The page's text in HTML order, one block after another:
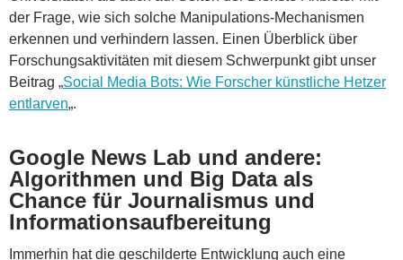
der Frage, wie sich solche Manipulations-Mechanismen
erkennen und verhindern lassen. Einen Überblick über
Forschungsaktivitäten mit diesem Schwerpunkt gibt unser
Beitrag „Social Media Bots: Wie Forscher künstliche Hetzer
entlarven„.
Google News Lab und andere:
Algorithmen und Big Data als
Chance für Journalismus und
Informationsaufbereitung
Immerhin hat die geschilderte Entwicklung auch eine